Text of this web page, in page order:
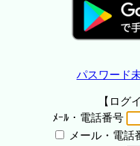
パスワード
【ログ
ﾒｰﾙ・電話番号
メール・電話